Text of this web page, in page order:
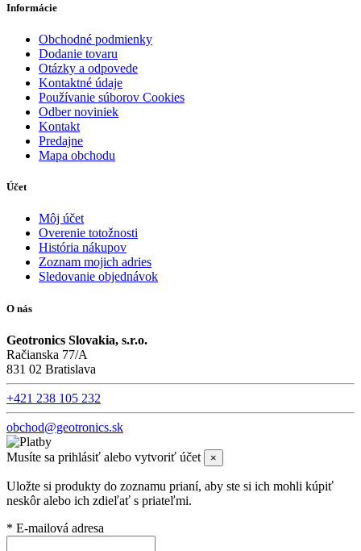
Informácie
Obchodné podmienky
Dodanie tovaru
Otázky a odpovede
Kontaktné údaje
Používanie súborov Cookies
Odber noviniek
Kontakt
Predajne
Mapa obchodu
Účet
Môj účet
Overenie totožnosti
História nákupov
Zoznam mojich adries
Sledovanie objednávok
O nás
Geotronics Slovakia, s.r.o.
Račianska 77/A
831 02 Bratislava
+421 238 105 232
obchod@geotronics.sk
Musíte sa prihlásiť alebo vytvoriť účet ×
Uložte si produkty do zoznamu prianí, aby ste si ich mohli kúpiť
neskôr alebo ich zdieľať s priateľmi.
* E-mailová adresa